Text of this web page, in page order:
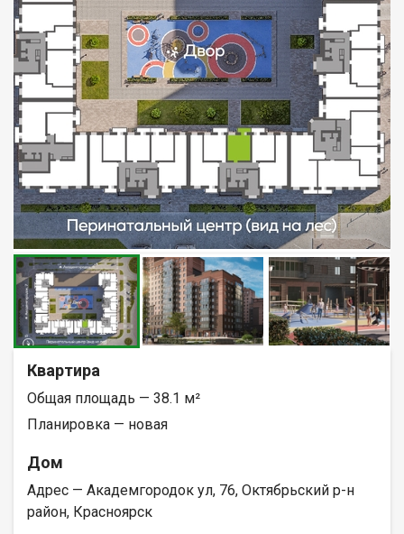
Квартира
Общая площадь — 38.1 м²
Планировка — новая
Дом
Адрес — Академгородок ул, 76, Октябрьский р-н
район, Красноярск